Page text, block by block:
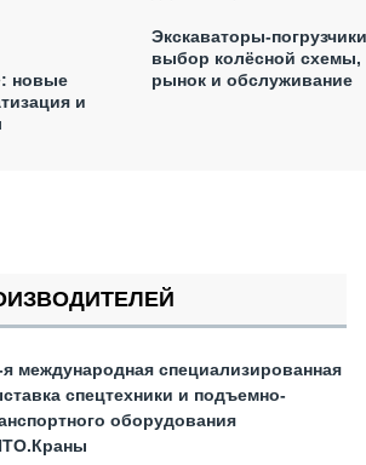
новые
и
Экскаваторы-
выбор колёсной схемы,
рынок и обслуживание
я международная специализированная
спецтехники и подъемно-
оборудования